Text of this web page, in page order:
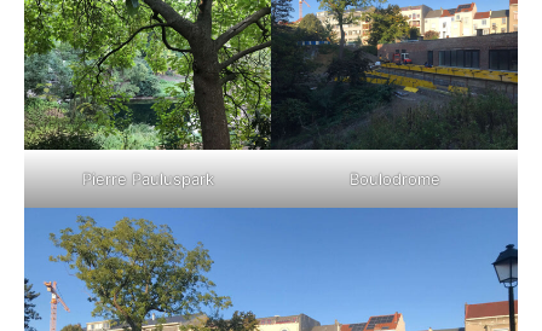
Pierre Pauluspark Boulodrome